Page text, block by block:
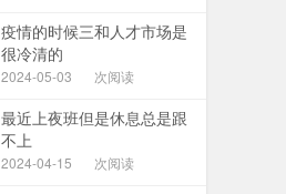
疫情的时候三和人才市场是
很冷清的
2024-05-03 次阅读
最近上夜班但是休息总是跟
不上
2024-04-15 次阅读